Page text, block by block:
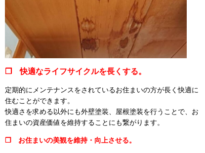
❒ 快適なライフサイクルを長くする。
定期的にメンテナンスをされているお住まいの方が長く快適に
住むことができます。
快適さを求める以外にも外壁塗装、屋根塗装を行うことで、お
住まいの資産価値を維持することにも繋がります。
❒ お住まいの美観を維持・向上させる。